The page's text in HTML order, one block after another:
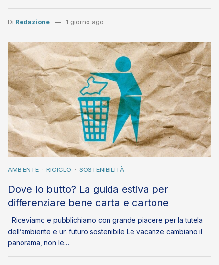
Di Redazione 1 giorno ago
AMBIENTE RICICLO SOSTENIBILITÀ
Dove lo butto? La guida estiva per
differenziare bene carta e cartone
Riceviamo e pubblichiamo con grande piacere per la tutela
dell’ambiente e un futuro sostenibile Le vacanze cambiano il
panorama, non le…